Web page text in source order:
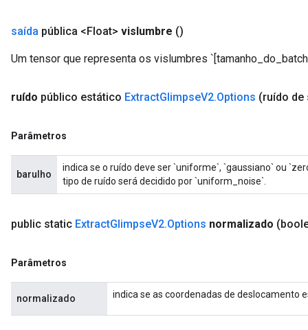
saída pública <Float> vislumbre ()
Um tensor que representa os vislumbres
ruído público estático ExtractGlimpseV2.Options (ruído de
Parâmetros
barulho
indica se o ruído deve ser `uniforme`, `gaussiano` ou
tipo de ruído será decidido por `uniform_noise`.
public static ExtractGlimpseV2.Options normalizado
Parâmetros
normalizado indica se as coordenadas de deslocamento